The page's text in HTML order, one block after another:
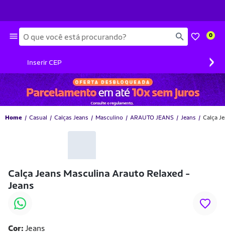
Busca 0
Inserir CEP ›
Home Casual Calças Jeans Masculino ARAUTO JEANS Jeans Calça
Calça Jeans Masculina Arauto Relaxed -
Jeans
Cor: Jeans